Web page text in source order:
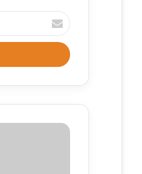
أ
د
خ
ل
د
ا